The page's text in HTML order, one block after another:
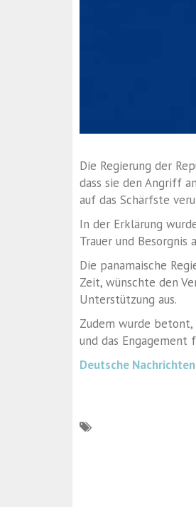
Die Regierung der
dass sie den Angriff
auf das Schärfste
In der Erklärung
Trauer und Besorgnis
Die panamaische
Zeit, wünschte den
Unterstützung aus.
Zudem wurde betont,
und das
Deutsche